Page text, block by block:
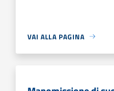
VAI ALLA PAGINA